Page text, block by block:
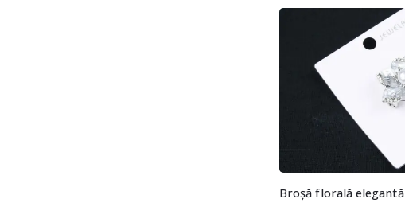
Broșă florală elegantă